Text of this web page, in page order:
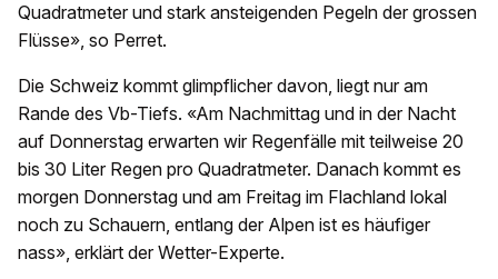
Quadratmeter und stark ansteigenden Pegeln der grossen
Flüsse», so Perret.
Die Schweiz kommt glimpflicher davon, liegt nur am
Rande des Vb-Tiefs. «Am Nachmittag und in der Nacht
auf Donnerstag erwarten wir Regenfälle mit teilweise 20
bis 30 Liter Regen pro Quadratmeter. Danach kommt es
morgen Donnerstag und am Freitag im Flachland lokal
noch zu Schauern, entlang der Alpen ist es häufiger
nass», erklärt der Wetter-Experte.